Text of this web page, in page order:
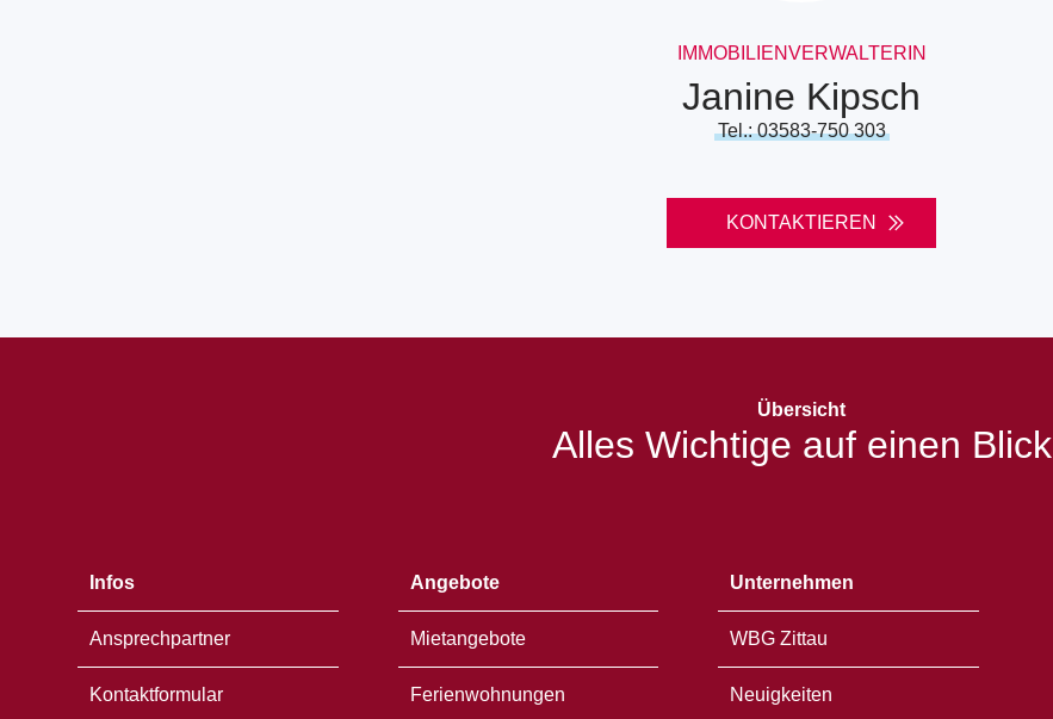
IMMOBILIENVERWALTERIN
Janine Kipsch
Tel.: 03583-750 303
KONTAKTIEREN
Übersicht
Alles Wichtige auf einen Blick
Infos
Ansprechpartner
Kontaktformular
Angebote
Mietangebote
Ferienwohnungen
Unternehmen
WBG Zittau
Neuigkeiten